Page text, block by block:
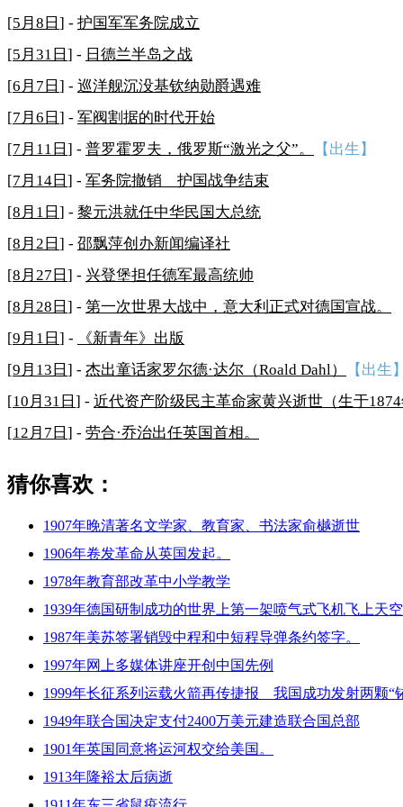
[5月8日 ] - 护国军军务院成立
[5月31日 ] - 日德兰半岛之战
[6月7日 ] - 巡洋舰沉没基钦纳勋爵遇难
[7月6日 ] - 军阀割据的时代开始
[7月11日 ] - 普罗霍罗夫，俄罗斯“激光之父”。
【出生】
[7月14日 ] - 军务院撤销 护国战争结束
[8月1日 ] - 黎元洪就任中华民国大总统
[8月2日 ] - 邵飘萍创办新闻编译社
[8月27日 ] - 兴登堡担任德军最高统帅
[8月28日 ] - 第一次世界大战中，意大利正式对德国宣战。
[9月1日 ] -
《新青年》出版
[9月13日 ] - 杰出童话家罗尔德·达尔（Roald Dahl）
【出生】
[10月31日 ] - 近代资产阶级民主革命家黄兴逝世（生于1874
[12月7日 ] - 劳合·乔治出任英国首相。
猜你喜欢：
1907年晚清著名文学家、教育家、书法家俞樾逝世
1906年卷发革命从英国发起。
1978年教育部改革中小学教学
1939年德国研制成功的世界上第一架喷气式飞机飞上天空
1987年美苏签署销毁中程和中短程导弹条约签字。
1997年网上多媒体讲座开创中国先例
1999年长征系列运载火箭再传捷报 我国成功发射两颗“
1949年联合国决定支付2400万美元建造联合国总部
1901年英国同意将运河权交给美国。
1913年隆裕太后病逝